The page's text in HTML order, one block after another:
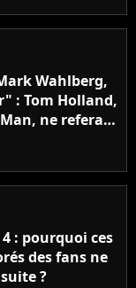
Wahlberg,
: Tom Holland,
ne referait
: pourquoi ces
des fans ne
?